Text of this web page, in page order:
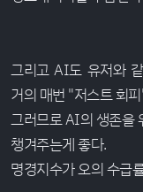
그리고 AI도 유저와
거의 매번 "저스트 회
그러므로 AI의 생존을
챙겨주는게 좋다.
명경지수가 오의 수급